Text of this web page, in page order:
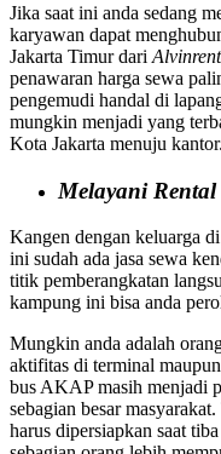
Jika saat ini anda sedang
karyawan dapat
Jakarta Timur dari
penawaran harga sewa
pengemudi handal di
mungkin menjadi yang
Kota Jakarta menuju kantor.
Melayani
Kangen dengan keluarga
ini sudah ada jasa sewa
titik pemberangkatan
kampung ini bisa anda
Mungkin anda adalah
aktifitas di terminal
bus AKAP masih menjadi
sebagian besar
harus dipersiapkan saat